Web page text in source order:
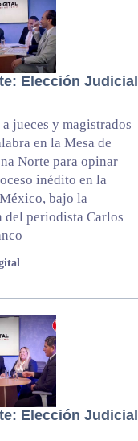
Elección Judicial
jueces y magistrados
en la Mesa de
Norte para opinar
inédito en la
bajo la
del periodista Carlos
Elección Judicial